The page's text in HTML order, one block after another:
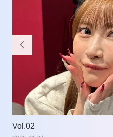

Vol.02